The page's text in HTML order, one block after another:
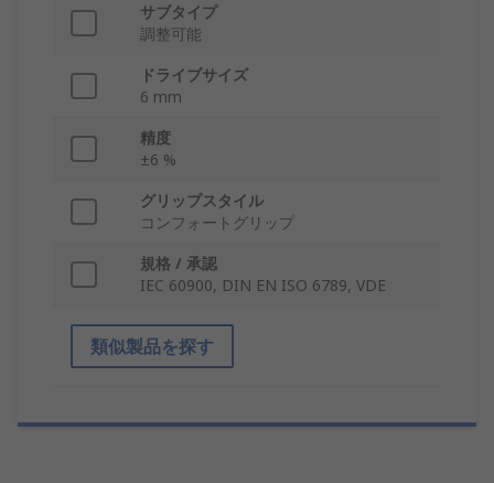
サブタイプ
調整可能
ドライブサイズ
6 mm
精度
±6 %
グリップスタイル
コンフォートグリップ
規格 / 承認
IEC 60900, DIN EN ISO 6789, VDE
類似製品を探す